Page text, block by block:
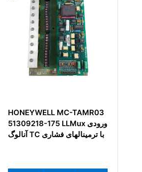
Honeywell MU-TAOX02
51304476-100